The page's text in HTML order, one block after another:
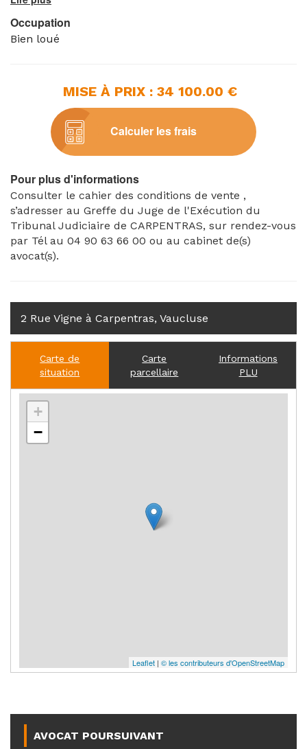
comprenant les 111/1000èmes indivis de la propriété
du sol et des parties communes, lot 15 comprenant
les 111/1000èmes indivis de la propriété du sol et des
parties communes générales),
Le bien est loué selon baux verbaux.
Cadastre : CE n° 783, CE n° 1780, CE n° 782 et CE n°
Occupation
Bien loué
MISE À PRIX : 34 100.00 €
Calculer les frais
Pour plus d'informations
Consulter le cahier des conditions de vente ,
s’adresser au Greffe du Juge de l'Exécution du
Tribunal Judiciaire de CARPENTRAS, sur rendez-vous
par Tél au 04 90 63 66 00 ou au cabinet de(s)
avocat(s).
2 Rue Vigne à Carpentras, Vaucluse
Carte de
situation
Carte
parcellaire
Informations
PLU
+
−
Leaflet | © les contributeurs d'OpenStreetMap
AVOCAT POURSUIVANT